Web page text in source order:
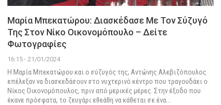
Μαρία Μπεκατώρου: Διασκέδασε Με Τον Σύζυγό
Της Στον Νίκο Οικονομόπουλο – Δείτε
Φωτογραφίες
16:15 - 21/01/2024
Η Μαρία Μπεκατώρου και ο σύζυγός της, Αντώνης Αλεβιζόπουλος
επέλεξαν να διασκεδάσουν στο νυχτερινό κέντρο που τραγουδάει ο
Νίκος Οικονομόπουλος, πριν από μερικές μέρες. Στην έξοδο που
έκανε πρόσφατα, το ζευγάρι εθεάθη να κάθεται σε ένα…